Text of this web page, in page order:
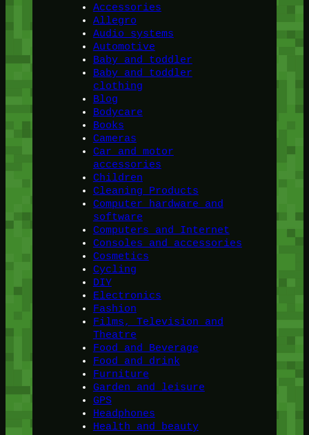
Accessories
Allegro
Audio systems
Automotive
Baby and toddler
Baby and toddler
clothing
Blog
Bodycare
Books
Cameras
Car and motor
accessories
Children
Cleaning Products
Computer hardware and
software
Computers and Internet
Consoles and accessories
Cosmetics
Cycling
DIY
Electronics
Fashion
Films, Television and
Theatre
Food and Beverage
Food and drink
Furniture
Garden and leisure
GPS
Headphones
Health and beauty